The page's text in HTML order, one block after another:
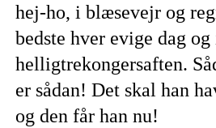
hej-ho, i blæsevejr og
bedste hver evige dag
helligtrekongersaften.
er sådan! Det skal han
og den får han nu!